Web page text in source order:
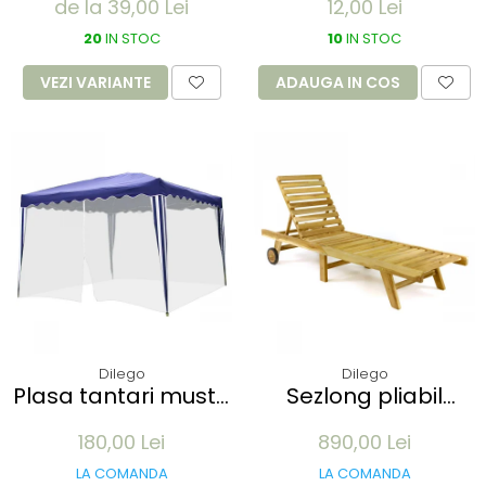
elasticitate 700% -
marime XL albastru
100 buc
de la 39,00 Lei
20IN STOC
VEZI VARIANTE
gura de 12mm - din
plastic transparent
12,00 Lei
10IN STOC
ADAUGA IN COS
Dilego
Plasa tantari muste
- 12 m lungime -
culoare alb
180,00 Lei
LA COMANDA
Dilego
Sezlong pliabil
TEAK 200x57x34 cm
- pliabil cu roti
890,00 Lei
LA COMANDA